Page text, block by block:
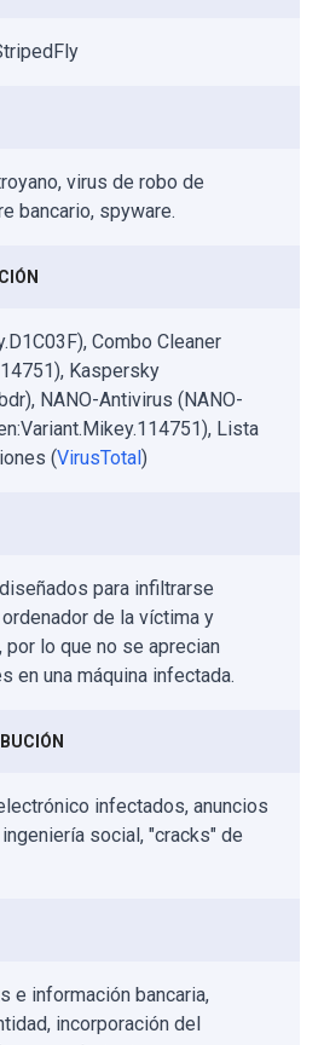
virus de robo de
bancario, spyware.
Combo Cleaner
Kaspersky
NANO-Antivirus (NANO-
Lista
(VirusTotal )
para infiltrarse
de la víctima y
lo que no se aprecian
en una máquina infectada.
infectados, anuncios
social, "cracks" de
e información bancaria,
incorporación del